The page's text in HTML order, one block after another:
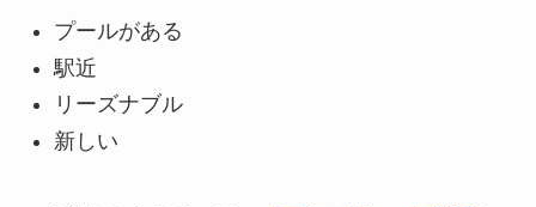
プールがある
駅近
リーズナブル
新しい